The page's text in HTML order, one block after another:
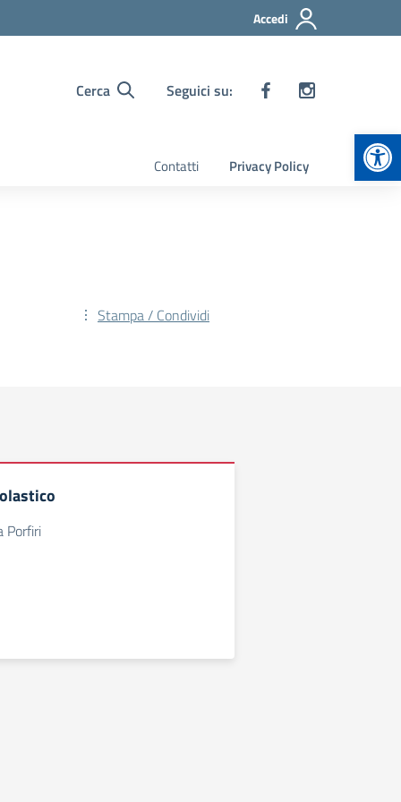
Accedi
Cerca Seguici su:
Contatti Privacy Policy
Stampa / Condividi
Porfiri